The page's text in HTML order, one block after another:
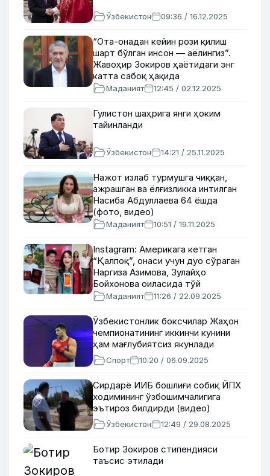
Ўзбекистон 09:36 / 16.12.2025
“Ота-онадан кейин рози қилиш
шарт бўлган инсон — аёлингиз”.
Жавоҳир Зокиров ҳаётидаги энг
катта сабоқ ҳақида
Маданият 12:45 / 02.12.2025
Гулистон шаҳрига янги ҳоким
тайинланди
Ўзбекистон 14:21 / 25.11.2025
Нажот излаб турмушга чиққан,
ажрашган ва ёлғизликка интилган
Насиба Абдуллаева 64 ёшда
(фото, видео)
Маданият 10:51 / 19.11.2025
Instagram: Америкага кетган
“Қалпоқ”, онаси учун дуо сўраган
Наргиза Азимова, Зулайҳо
Бойхонова оиласида тўй
Маданият 11:26 / 22.09.2025
Ўзбекистонлик боксчилар Жаҳон
чемпионатининг иккинчи кунини
ҳам мағлубиятсиз якунлади
Спорт 10:20 / 06.09.2025
Сирдарё ИИБ бошлиғи собиқ ЙПХ
ходимининг ўзбошимчалигига
эътироз билдирди (видео)
Ўзбекистон 12:49 / 29.08.2025
Ботир Зокиров стипендияси
таъсис этилади